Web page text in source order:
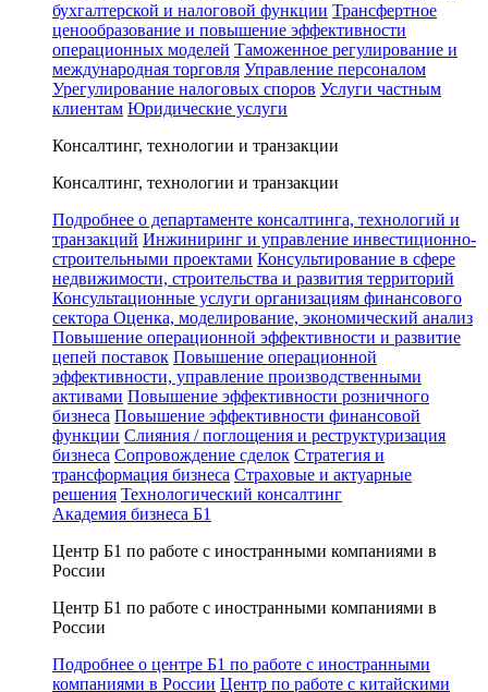
бухгалтерской и налоговой функции Трансфертное
ценообразование и повышение эффективности
операционных моделей Таможенное регулирование и
международная торговля Управление персоналом
Урегулирование налоговых споров Услуги частным
клиентам Юридические услуги
Консалтинг, технологии и транзакции
Консалтинг, технологии и транзакции
Подробнее о департаменте консалтинга, технологий и
транзакций Инжиниринг и управление инвестиционно-
строительными проектами Консультирование в сфере
недвижимости, строительства и развития территорий
Консультационные услуги организациям финансового
сектора Оценка, моделирование, экономический анализ
Повышение операционной эффективности и развитие
цепей поставок Повышение операционной
эффективности, управление производственными
активами Повышение эффективности розничного
бизнеса Повышение эффективности финансовой
функции Слияния / поглощения и реструктуризация
бизнеса Сопровождение сделок Стратегия и
трансформация бизнеса Страховые и актуарные
решения Технологический консалтинг
Академия бизнеса Б1
Центр Б1 по работе с иностранными компаниями в
России
Центр Б1 по работе с иностранными компаниями в
России
Подробнее о центре Б1 по работе с иностранными
компаниями в России Центр по работе с китайскими